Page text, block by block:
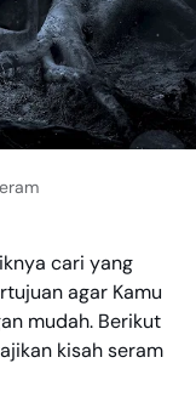
cari yang
agar Kamu
mudah. Berikut
kisah seram